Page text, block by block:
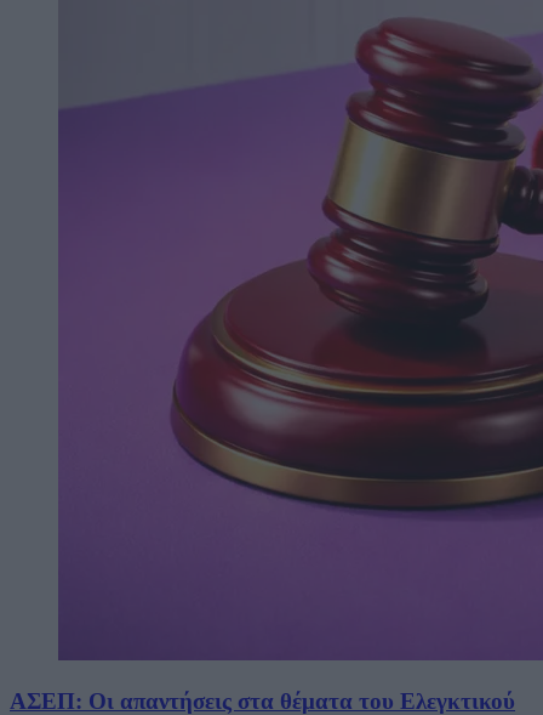
ΑΣΕΠ: Οι απαντήσεις στα θέματα του Ελεγκτικού